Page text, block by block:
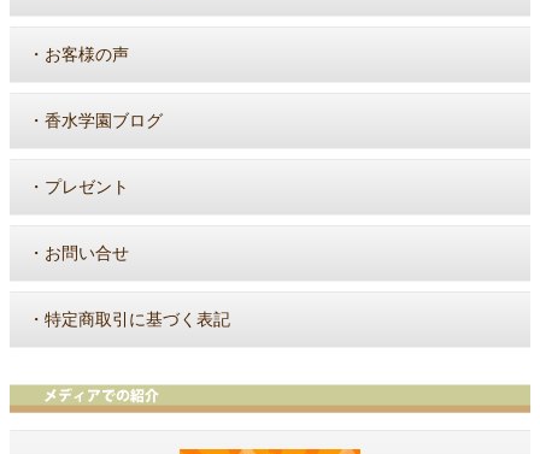
・ お客様の声
・ 香水学園ブログ
・ プレゼント
・ お問い合せ
・ 特定商取引に基づく表記